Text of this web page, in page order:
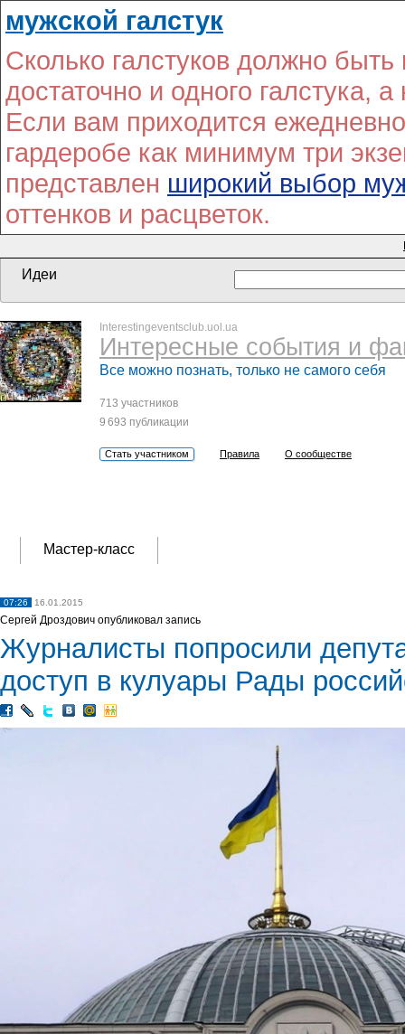
мужской галстук
Сколько галстуков должно
достаточно и одного галстука,
Если вам приходится
гардеробе как минимум три
представлен широкий выбор
оттенков и расцветок.
Идеи
Interestingeventsclub.uol.ua
Интересные события и
Все можно познать, только не самого себя
713 участников
9 693 публикации
Стать участником Правила О сообществе
Мастер-класс
07:26 16.01.2015
Сергей Дроздович опубликовал запись
Журналисты попросили
доступ в кулуары Рады